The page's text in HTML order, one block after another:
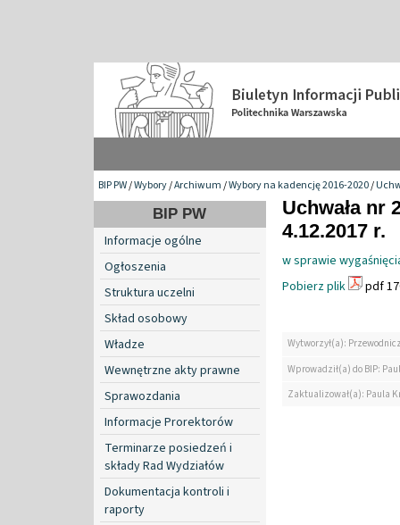
BIP PW/Wybory/Archiwum/Wybory na kadencję 2016-2020/
BIP PW
Informacje ogólne
Ogłoszenia
Struktura uczelni
Skład osobowy
Władze
Wewnętrzne akty prawne
Sprawozdania
Informacje Prorektorów
Terminarze posiedzeń i
składy Rad Wydziałów
Dokumentacja kontroli i
raporty
Uchwała nr
4.12.2017 r.
w sprawie
Pobierz plik
pdf
Wytworzył(a):
Wprowadził(a) do BIP:
Zaktualizował(a): Paula